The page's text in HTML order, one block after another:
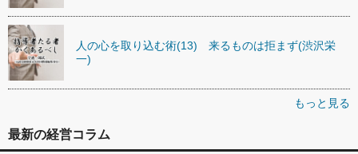
人の心を取り込む術(13) 来るものは拒まず(渋沢栄
一)
もっと見る
最新の経営コラム